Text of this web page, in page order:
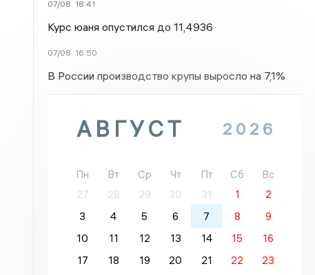
07/08 18:41
Курс юаня опустился до 11,4936
07/08 16:50
В России производство крупы выросло на 7,1%
АВГУСТ 2026
Пн Вт Ср Чт Пт Сб
Вс
27
28 29 30 31 1
2
3
4 5 6 7 8
9
10
11 12 13 14 15
16
17
18 19 20 21 22
23